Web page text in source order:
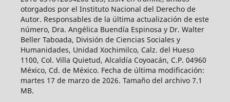
otorgados por el Instituto Nacional del Derecho de
Autor. Responsables de la última actualización de este
número, Dra. Angélica Buendía Espinosa y Dr. Walter
Beller Taboada, División de Ciencias Sociales y
Humanidades, Unidad Xochimilco, Calz. del Hueso
1100, Col. Villa Quietud, Alcaldía Coyoacán, C.P. 04960
México, Cd. de México. Fecha de última modificación:
martes 17 de marzo de 2026. Tamaño del archivo 7.1
MB.